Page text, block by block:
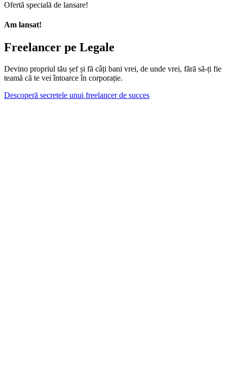
Ofertă specială de lansare!
Am lansat!
Freelancer pe Legale
Devino propriul tău șef și fă câți bani vrei, de unde vrei, fără să-ți fie
teamă că te vei întoarce în corporație.
Descoperă secretele unui freelancer de succes